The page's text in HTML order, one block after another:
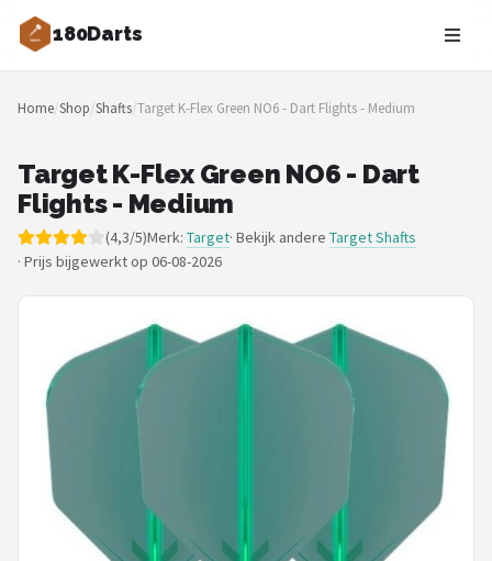
180Darts
Zoeken
NAVIGATIE
Merken
Blog
Toernooien
Spelregels
Uitgooilijst
Dartshop
Home/Shop/Shafts/Target K-Flex Green NO6 - Dart Flights - Medium
Target K-Flex Green NO6 - Dart
Flights - Medium
(4,3/5)Merk: Target· Bekijk andere Target Shafts
· Prijs bijgewerkt op 06-08-2026